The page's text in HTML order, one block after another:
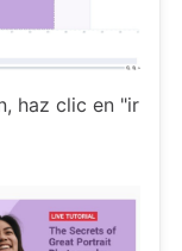
haz clic en "ir